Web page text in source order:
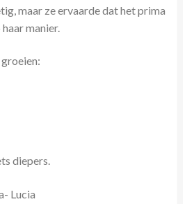
maar ze ervaarde dat het prima
manier.
diepers.
Lucia